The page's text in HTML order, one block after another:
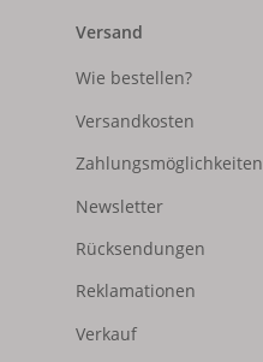
Versand
Wie bestellen?
Versandkosten
Zahlungsmöglichkeiten
Newsletter
Rücksendungen
Reklamationen
Verkauf